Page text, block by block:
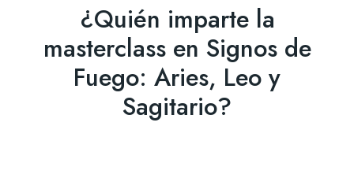
¿Quién imparte la
masterclass en Signos de
Fuego: Aries, Leo y
Sagitario?